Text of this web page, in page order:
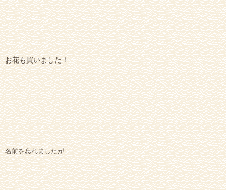
お花も買いました！
名前を忘れましたが…